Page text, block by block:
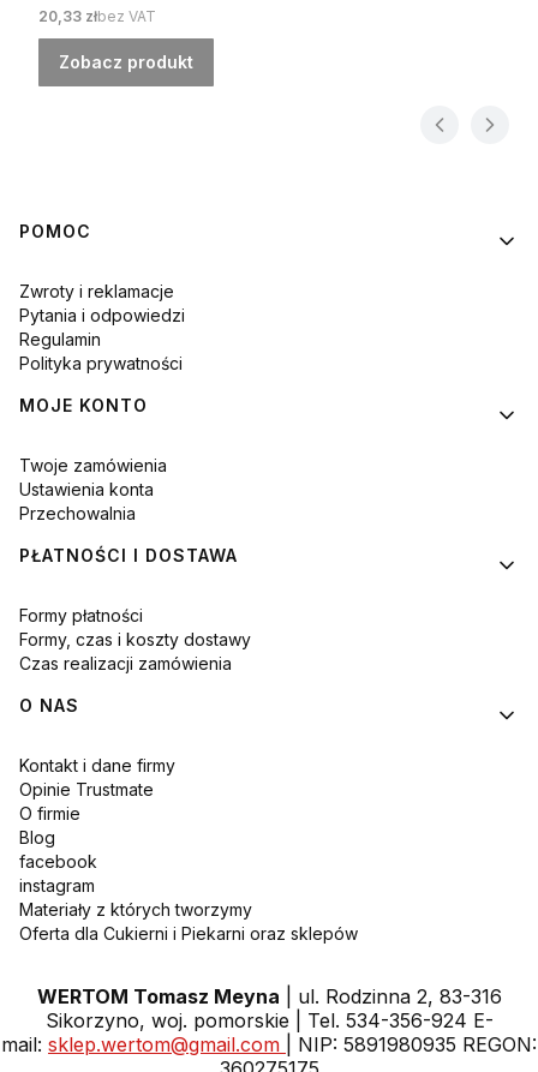
Cena
20,33 złbez VAT
Zobacz produkt
Linki w stopce
POMOC
Zwroty i reklamacje
Pytania i odpowiedzi
Regulamin
Polityka prywatności
MOJE KONTO
Twoje zamówienia
Ustawienia konta
Przechowalnia
PŁATNOŚCI I DOSTAWA
Formy płatności
Formy, czas i koszty dostawy
Czas realizacji zamówienia
O NAS
Kontakt i dane firmy
Opinie Trustmate
O firmie
Blog
facebook
instagram
Materiały z których tworzymy
Oferta dla Cukierni i Piekarni oraz sklepów
WERTOM Tomasz Meyna | ul. Rodzinna 2, 83-316
Sikorzyno, woj. pomorskie | Tel. 534-356-924 E-
mail: sklep.wertom@gmail.com
| NIP: 5891980935 REGON: